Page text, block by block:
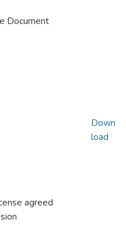
Document
agreed
Down
load